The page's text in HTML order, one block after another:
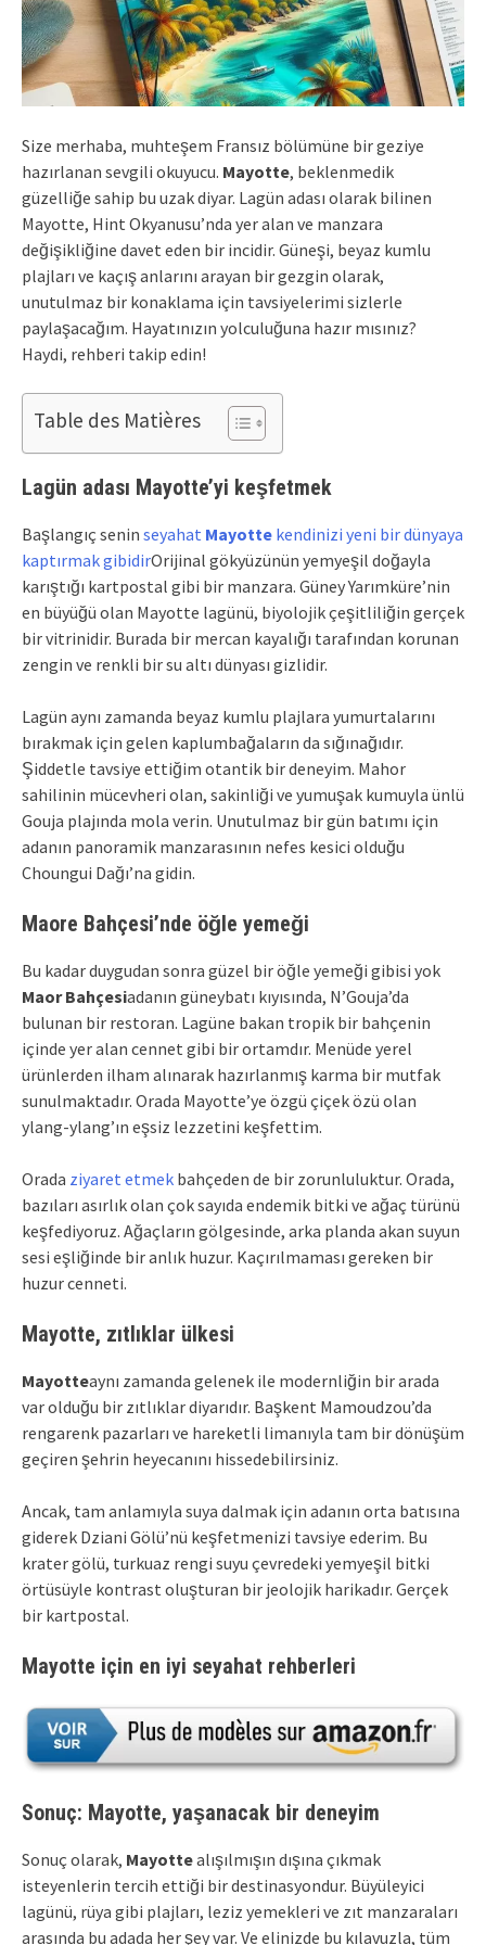
Size merhaba, muhteşem Fransız bölümüne bir geziye
hazırlanan sevgili okuyucu. Mayotte, beklenmedik
güzelliğe sahip bu uzak diyar. Lagün adası olarak bilinen
Mayotte, Hint Okyanusu’nda yer alan ve manzara
değişikliğine davet eden bir incidir. Güneşi, beyaz kumlu
plajları ve kaçış anlarını arayan bir gezgin olarak,
unutulmaz bir konaklama için tavsiyelerimi sizlerle
paylaşacağım. Hayatınızın yolculuğuna hazır mısınız?
Haydi, rehberi takip edin!
Table des Matières
Lagün adası Mayotte’yi keşfetmek
Başlangıç ​​senin seyahat Mayotte kendinizi yeni bir dünyaya
kaptırmak gibidirOrijinal gökyüzünün yemyeşil doğayla
karıştığı kartpostal gibi bir manzara. Güney Yarımküre’nin
en büyüğü olan Mayotte lagünü, biyolojik çeşitliliğin gerçek
bir vitrinidir. Burada bir mercan kayalığı tarafından korunan
zengin ve renkli bir su altı dünyası gizlidir.
Lagün aynı zamanda beyaz kumlu plajlara yumurtalarını
bırakmak için gelen kaplumbağaların da sığınağıdır.
Şiddetle tavsiye ettiğim otantik bir deneyim. Mahor
sahilinin mücevheri olan, sakinliği ve yumuşak kumuyla ünlü
Gouja plajında ​​mola verin. Unutulmaz bir gün batımı için
adanın panoramik manzarasının nefes kesici olduğu
Choungui Dağı’na gidin.
Maore Bahçesi’nde öğle yemeği
Bu kadar duygudan sonra güzel bir öğle yemeği gibisi yok
Maor Bahçesiadanın güneybatı kıyısında, N’Gouja’da
bulunan bir restoran. Lagüne bakan tropik bir bahçenin
içinde yer alan cennet gibi bir ortamdır. Menüde yerel
ürünlerden ilham alınarak hazırlanmış karma bir mutfak
sunulmaktadır. Orada Mayotte’ye özgü çiçek özü olan
ylang-ylang’ın eşsiz lezzetini keşfettim.
Orada ziyaret etmek bahçeden de bir zorunluluktur. Orada,
bazıları asırlık olan çok sayıda endemik bitki ve ağaç türünü
keşfediyoruz. Ağaçların gölgesinde, arka planda akan suyun
sesi eşliğinde bir anlık huzur. Kaçırılmaması gereken bir
huzur cenneti.
Mayotte, zıtlıklar ülkesi
Mayotteaynı zamanda gelenek ile modernliğin bir arada
var olduğu bir zıtlıklar diyarıdır. Başkent Mamoudzou’da
rengarenk pazarları ve hareketli limanıyla tam bir dönüşüm
geçiren şehrin heyecanını hissedebilirsiniz.
Ancak, tam anlamıyla suya dalmak için adanın orta batısına
giderek Dziani Gölü’nü keşfetmenizi tavsiye ederim. Bu
krater gölü, turkuaz rengi suyu çevredeki yemyeşil bitki
örtüsüyle kontrast oluşturan bir jeolojik harikadır. Gerçek
bir kartpostal.
Mayotte için en iyi seyahat rehberleri
Sonuç: Mayotte, yaşanacak bir deneyim
Sonuç olarak, Mayottealışılmışın dışına çıkmak
isteyenlerin tercih ettiği bir destinasyondur. Büyüleyici
lagünü, rüya gibi plajları, leziz yemekleri ve zıt manzaraları
arasında bu adada her şey var. Ve elinizde bu kılavuzla, tüm